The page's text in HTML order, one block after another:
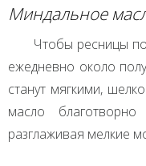
Миндальное
Чтобы ресницы
ежедневно около
станут мягкими,
масло
разглаживая мелкие